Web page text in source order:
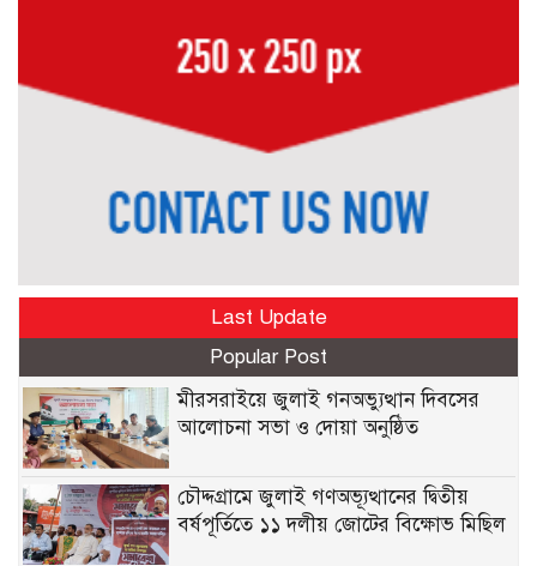
Last Update
Popular Post
মীরসরাইয়ে জুলাই গনঅভ্যুত্থান দিবসের
আলোচনা সভা ও দোয়া অনুষ্ঠিত
চৌদ্দগ্রামে জুলাই গণঅভ্যূত্থানের দ্বিতীয়
বর্ষপূর্তিতে ১১ দলীয় জোটের বিক্ষোভ মিছিল